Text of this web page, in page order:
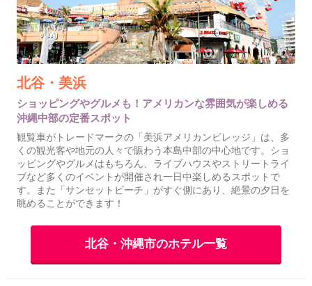
北谷・美浜
ショッピングやグルメも！アメリカンな雰囲気が楽しめる
沖縄中部の定番スポット
観覧車がトレードマークの「美浜アメリカンビレッジ」は、多
くの観光客や地元の人々で賑わう本島中部の中心地です。ショ
ッピングやグルメはもちろん、ライブハウスやストリートライ
ブなど多くのイベントが開催され一日中楽しめるスポットで
す。また「サンセットビーチ」がすぐ側にあり、絶景の夕日を
眺めることができます！
北谷・沖縄市のホテル一覧